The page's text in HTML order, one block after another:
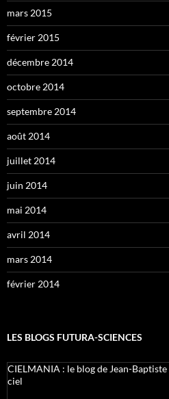
mars 2015
février 2015
décembre 2014
octobre 2014
septembre 2014
août 2014
juillet 2014
juin 2014
mai 2014
avril 2014
mars 2014
février 2014
LES BLOGS FUTURA-SCIENCES
CIELMANIA : le blog de Jean-
ciel